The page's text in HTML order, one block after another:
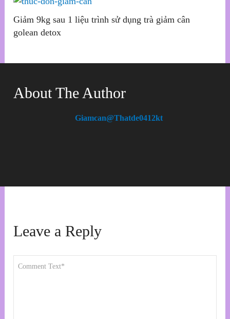
Giảm 9kg sau 1 liệu trình sử dụng trà giảm cân
golean detox
About The Author
Giamcan@thatde0412kt
Leave a Reply